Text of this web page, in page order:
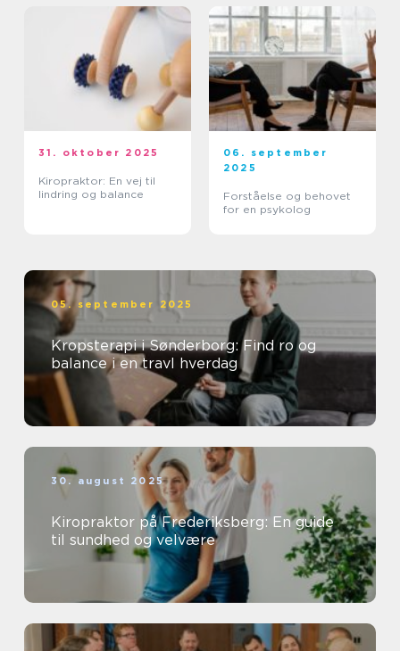
31. oktober 2025
Kiropraktor: En vej til
lindring og balance
06. september
2025
Forståelse og behovet
for en psykolog
05. september 2025
Kropsterapi i Sønderborg: Find ro og
balance i en travl hverdag
30. august 2025
Kiropraktor på Frederiksberg: En guide
til sundhed og velvære